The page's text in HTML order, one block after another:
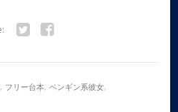
, フリー台本, ペンギン系彼女,